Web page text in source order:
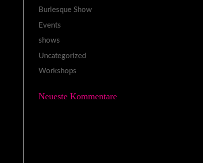
Burlesque Show
Events
shows
Uncategorized
Workshops
Neueste Kommentare